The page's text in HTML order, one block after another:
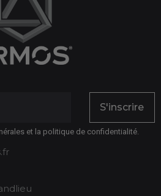
S'inscrire
et la politique de confidentialité.